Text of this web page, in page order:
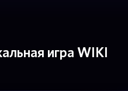
игра WIKI